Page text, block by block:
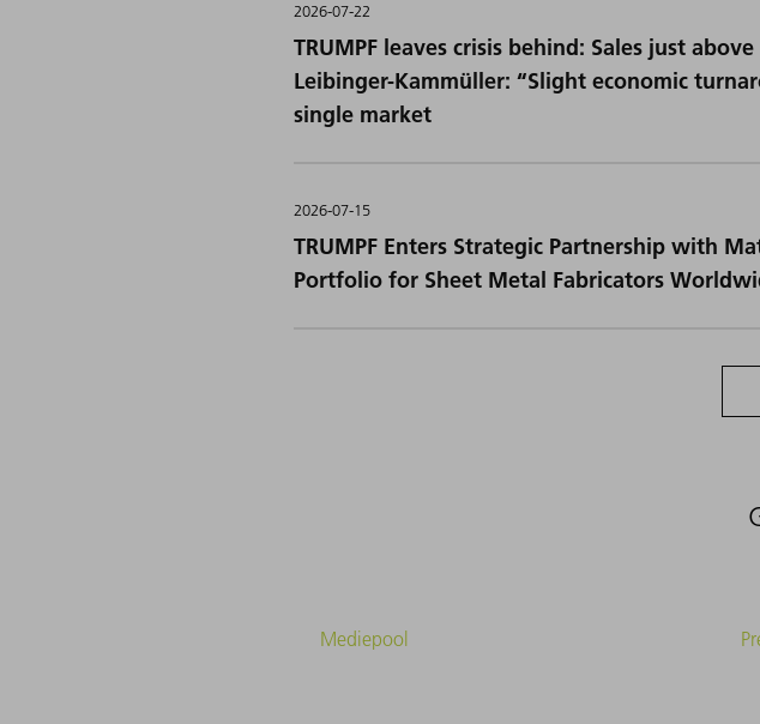
2026-07-22
TRUMPF leaves crisis behind: Sales just
Leibinger-Kammüller: “Slight economic
single market
2026-07-15
TRUMPF Enters Strategic Partnership with
Portfolio for Sheet Metal Fabricators
Mediepool